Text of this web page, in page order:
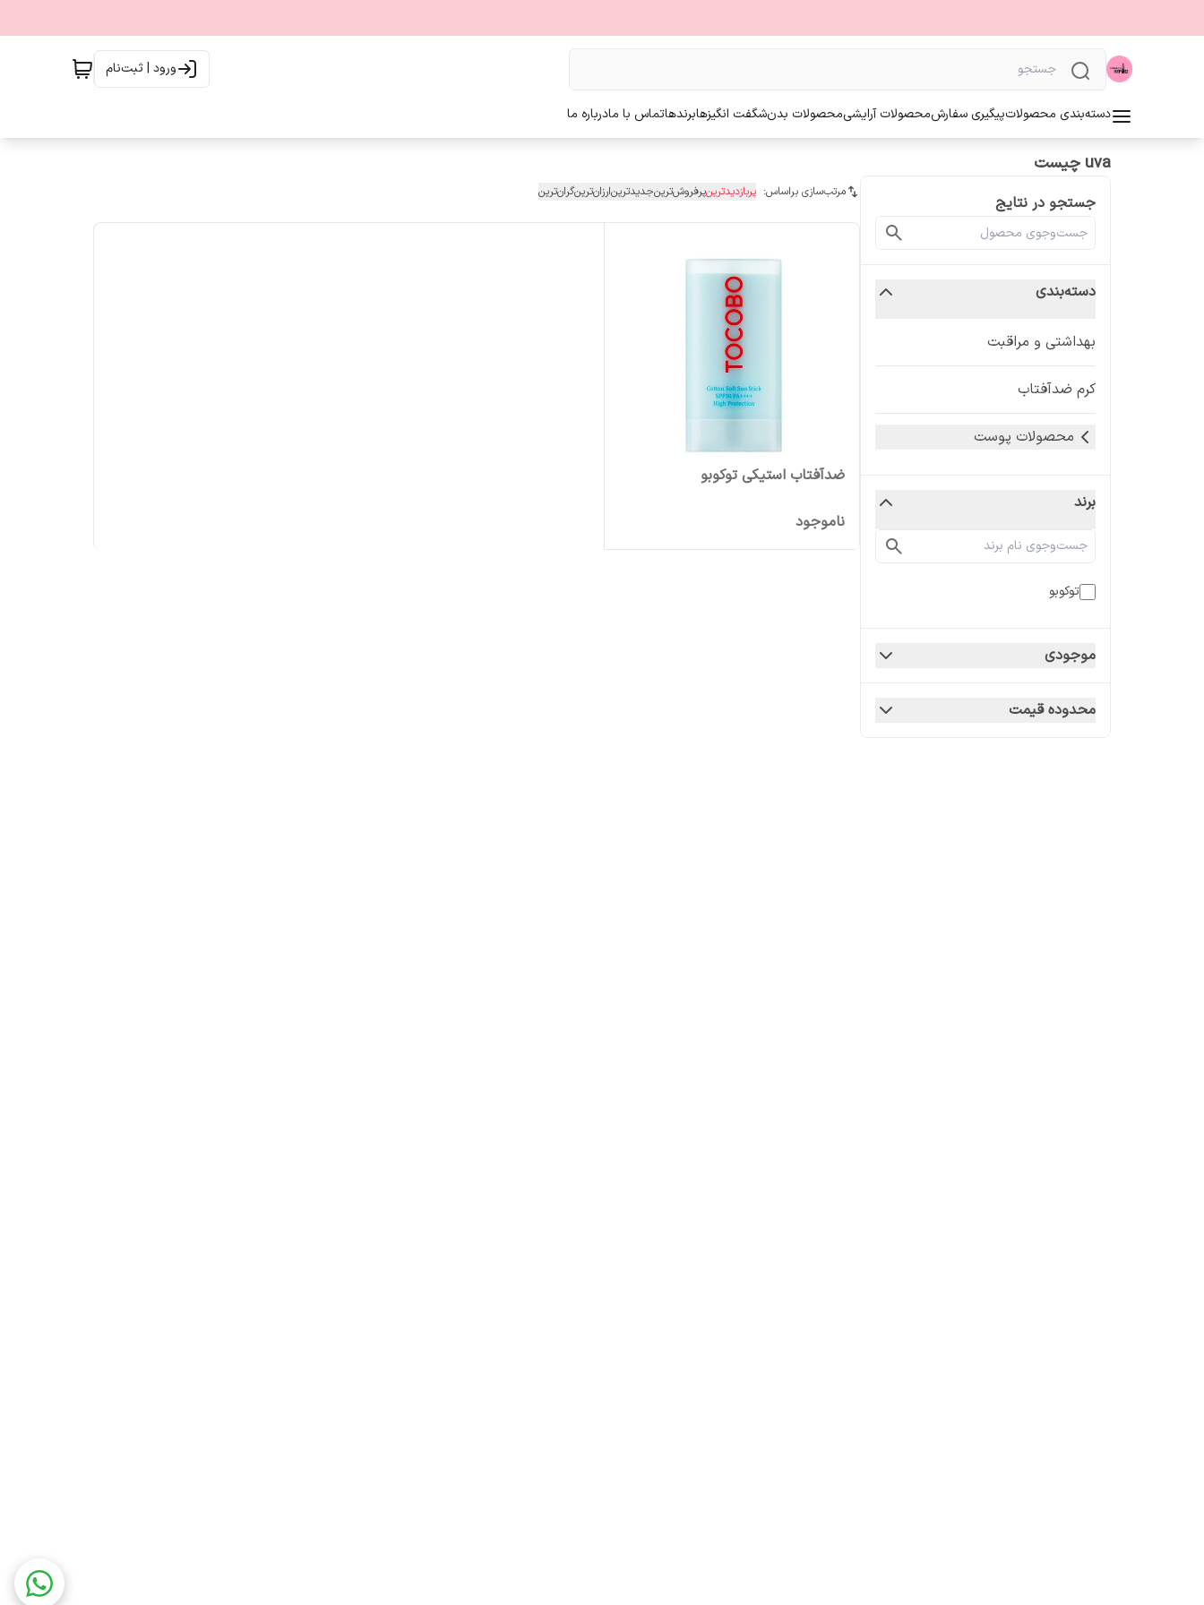
ورود | ثبت‌نام
دسته‌بندی محصولاتپیگیری سفارشمحصولات آرایشیمحصولات بدنشگفت انگیزهابرندهاتماس با مادرباره ما
uva چیست
جستجو در نتایج
دسته‌بندی
بهداشتی و مراقبت
کرم ضدآفتاب
محصولات پوست
برند
توکوبو
موجودی
محدوده قیمت
مرتب‌سازی براساس: پربازدیدترینپرفروش‌ترینجدیدترینارزان‌ترینگران‌ترین
ضدآفتاب استیکی توکوبو
ناموجود